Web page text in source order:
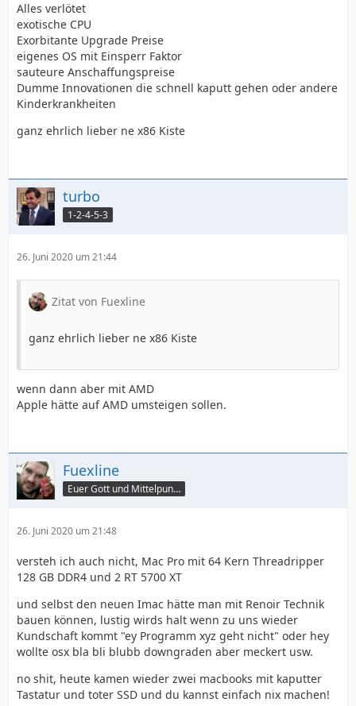
Alles verlötet
exotische CPU
Exorbitante Upgrade Preise
eigenes OS mit Einsperr Faktor
sauteure Anschaffungspreise
Dumme Innovationen die schnell kaputt gehen oder andere
Kinderkrankheiten
ganz ehrlich lieber ne x86 Kiste
turbo
1-2-4-5-3
26. Juni 2020 um 21:44
Zitat von Fuexline
ganz ehrlich lieber ne x86 Kiste
wenn dann aber mit AMD
Apple hätte auf AMD umsteigen sollen.
Fuexline
Euer Gott und Mittelpunkt
26. Juni 2020 um 21:48
versteh ich auch nicht, Mac Pro mit 64 Kern Threadripper
128 GB DDR4 und 2 RT 5700 XT
und selbst den neuen Imac hätte man mit Renoir Technik
bauen können, lustig wirds halt wenn zu uns wieder
Kundschaft kommt "ey Programm xyz geht nicht" oder hey
wollte osx bla bli blubb downgraden aber meckert usw.
no shit, heute kamen wieder zwei macbooks mit kaputter
Tastatur und toter SSD und du kannst einfach nix machen!